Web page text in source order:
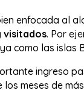
enfocada al
visitados. Por
como las islas
ingreso
meses de